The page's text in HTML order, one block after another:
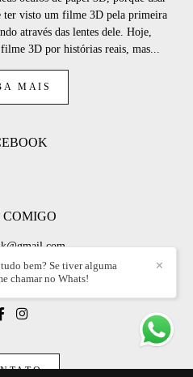
ter visto um filme 3D pela primeira
através das lentes dele. Hoje,
3D por histórias reais, mas...
MAIS
, 7 - São Cristóvão
/ RJ
✕
bem? Se tiver alguma
chamar no Whats!